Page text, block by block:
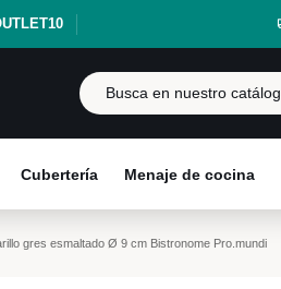
Cubertería Menaje de cocina
gres esmaltado Ø 9 cm Bistronome Pro.mundi